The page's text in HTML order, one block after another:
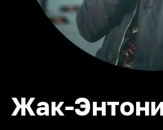
Жак-